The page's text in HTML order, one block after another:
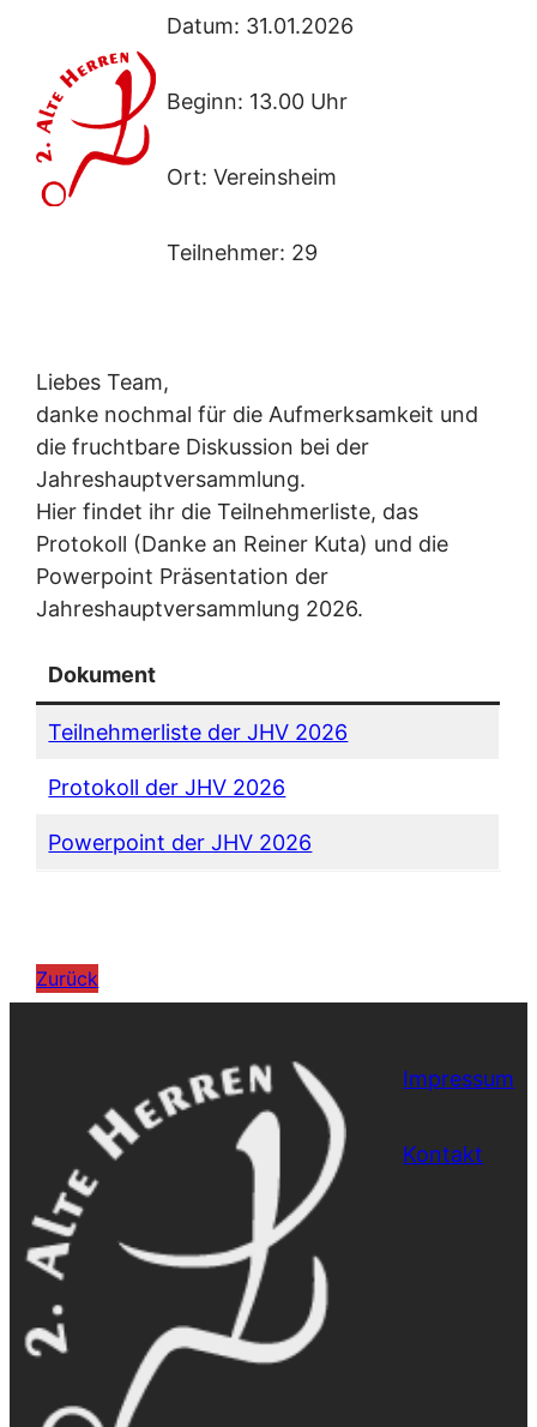
Datum: 31.01.2026
Beginn: 13.00 Uhr
Ort: Vereinsheim
Teilnehmer: 29
Liebes Team,
danke nochmal für die Aufmerksamkeit und
die fruchtbare Diskussion bei der
Jahreshauptversammlung.
Hier findet ihr die Teilnehmerliste, das
Protokoll (Danke an Reiner Kuta) und die
Powerpoint Präsentation der
Jahreshauptversammlung 2026.
Dokument
Teilnehmerliste der JHV 2026
Protokoll der JHV 2026
Powerpoint der JHV 2026
Zurück
Impressum
Kontakt